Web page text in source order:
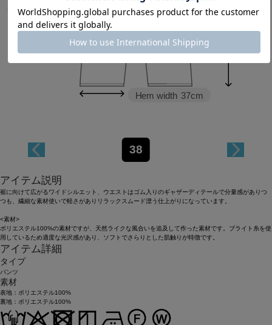
Hem width 37cm
Thickness of thigh 37cm
38
アイテム説明
裾に向けて広がるワイドシルエット、ウエストはゴム入りのギャザーディテールで分量感がありつ
つも、繊細な素材使いで軽さがありリラックスムード漂う仕上がりになっています。
<素材>
ポリエステル100%の素材ですが、天然ライクな風合いを追及して作った素材です。ブライト糸を使
用しているため適度な光沢感があり、ソフトでさらりとした肌触りが特徴です。
アイテム詳細
タイプ
パンツ
素材
表地：ポリエステル100%
裏地：ポリエステル100%